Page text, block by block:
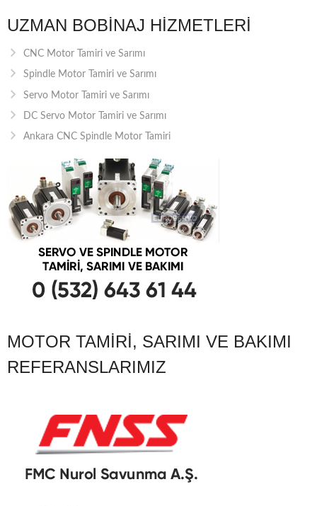
UZMAN BOBINAJ HIZMETLERI
CNC Motor Tamiri ve Sarımı
Spindle Motor Tamiri ve Sarımı
Servo Motor Tamiri ve Sarımı
DC Servo Motor Tamiri ve Sarımı
Ankara CNC Spindle Motor Tamiri
MOTOR TAMIRI, SARIMI VE BAKIMI
REFERANSLARIMIZ